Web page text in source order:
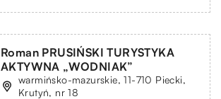
Roman PRUSIŃSKI TURYSTYKA
AKTYWNA „WODNIAK”
warmińsko-mazurskie, 11-710 Piecki,
Krutyń, nr 18